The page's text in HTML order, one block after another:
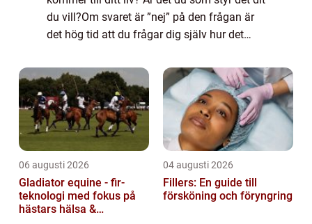
du vill?Om svaret är ”nej” på den frågan är
det hög tid att du frågar dig själv hur det
06 augusti 2026
Gladiator equine - fir-
teknologi med fokus på
hästars hälsa &
04 augusti 2026
Fillers: En guide till
försköning och föryngring